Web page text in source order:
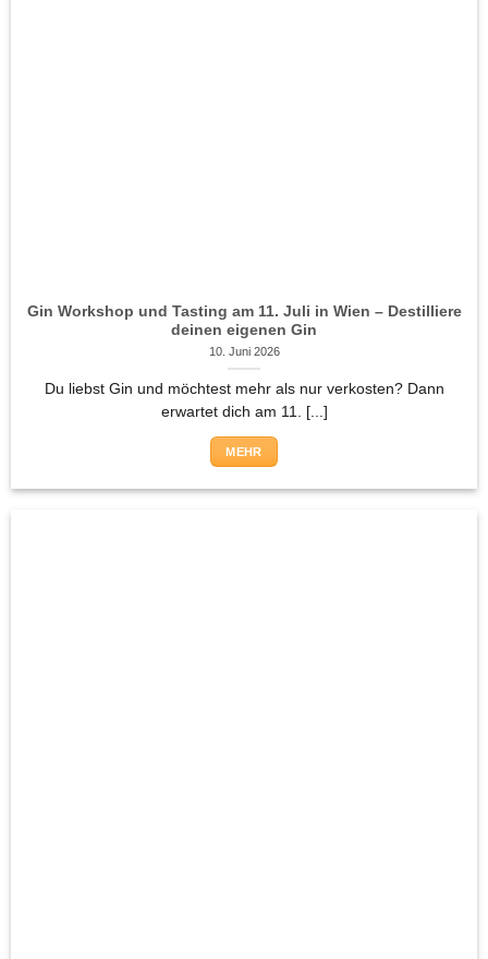
Gin Workshop und Tasting am 11. Juli in Wien – Destilliere
deinen eigenen Gin
10. Juni 2026
Du liebst Gin und möchtest mehr als nur verkosten? Dann
erwartet dich am 11. [...]
MEHR